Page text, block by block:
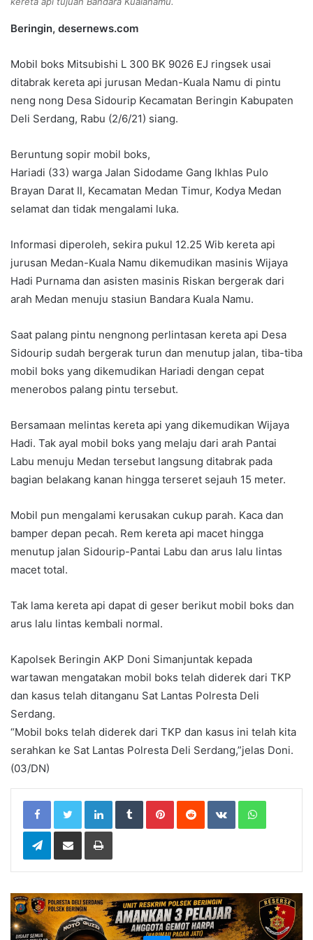
Beringin, desernews.com
Mobil boks Mitsubishi L 300 BK 9026 EJ ringsek usai
ditabrak kereta api jurusan Medan-Kuala Namu di pintu
neng nong Desa Sidourip Kecamatan Beringin Kabupaten
Deli Serdang, Rabu (2/6/21) siang.
Beruntung sopir mobil boks,
Hariadi (33) warga Jalan Sidodame Gang Ikhlas Pulo
Brayan Darat II, Kecamatan Medan Timur, Kodya Medan
selamat dan tidak mengalami luka.
Informasi diperoleh, sekira pukul 12.25 Wib kereta api
jurusan Medan-Kuala Namu dikemudikan masinis Wijaya
Hadi Purnama dan asisten masinis Riskan bergerak dari
arah Medan menuju stasiun Bandara Kuala Namu.
Saat palang pintu nengnong perlintasan kereta api Desa
Sidourip sudah bergerak turun dan menutup jalan, tiba-tiba
mobil boks yang dikemudikan Hariadi dengan cepat
menerobos palang pintu tersebut.
Bersamaan melintas kereta api yang dikemudikan Wijaya
Hadi. Tak ayal mobil boks yang melaju dari arah Pantai
Labu menuju Medan tersebut langsung ditabrak pada
bagian belakang kanan hingga terseret sejauh 15 meter.
Mobil pun mengalami kerusakan cukup parah. Kaca dan
bamper depan pecah. Rem kereta api macet hingga
menutup jalan Sidourip-Pantai Labu dan arus lalu lintas
macet total.
Tak lama kereta api dapat di geser berikut mobil boks dan
arus lalu lintas kembali normal.
Kapolsek Beringin AKP Doni Simanjuntak kepada
wartawan mengatakan mobil boks telah diderek dari TKP
dan kasus telah ditanganu Sat Lantas Polresta Deli
Serdang.
“Mobil boks telah diderek dari TKP dan kasus ini telah kita
serahkan ke Sat Lantas Polresta Deli Serdang,”jelas Doni.
(03/DN)
LinkedIn Tumblr Pinterest Reddit VKontakte
Telegram Print